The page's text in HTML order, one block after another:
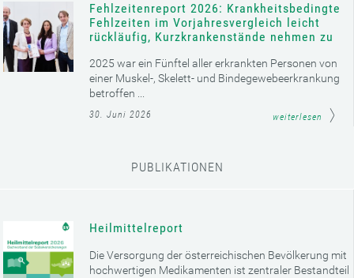
Fehlzeitenreport 2026: Krankheitsbedingte
Fehlzeiten im Vorjahresvergleich leicht
rückläufig, Kurzkrankenstände nehmen zu
2025 war ein Fünftel aller erkrankten Personen von
einer Muskel-, Skelett- und Bindegewebeerkrankung
betroffen ...
30. Juni 2026 weiterlesen
PUBLIKATIONEN
Heilmittelreport
Die Versorgung der österreichischen Bevölkerung mit
hochwertigen Medikamenten ist zentraler Bestandteil